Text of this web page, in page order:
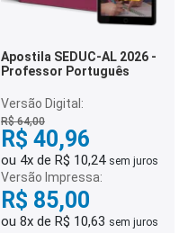
Apostila SEDUC-AL 2026 -
Professor Português
Versão Digital:
R$ 64,00
R$ 40,96
ou 4x de R$ 10,24 sem juros
Versão Impressa:
R$ 85,00
ou 8x de R$ 10,63 sem juros